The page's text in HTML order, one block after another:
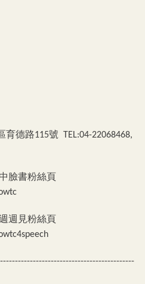
育德路115號 TEL:04-22068468,
臉書粉絲頁
週見粉絲頁